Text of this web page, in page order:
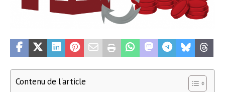
Contenu de l'article